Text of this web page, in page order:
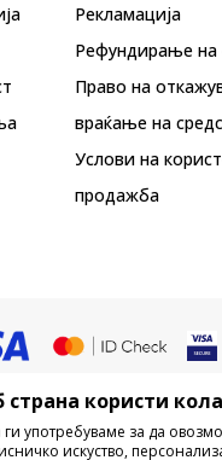
Рекламациja
Рефундирање на
Право на
враќање на
Услови на
продажба
е дозволено превземање
марки, комерцијални
страна користи
употребуваме за да
искуство,